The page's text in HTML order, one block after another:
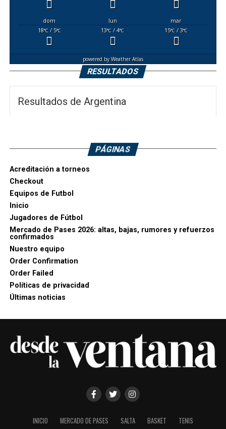
dom lun
mar
18°C/ 5°C 13°C / 4°C 15°C / 3°C
powered byWeather Atlas
RESULTADOS
Resultados de Argentina
PÁGINAS
Acreditación a torneos
Checkout
Equipos de Futbol
Inicio
Jugadores de Fútbol
Mercado de Pases 2026: altas, bajas, rumores y refuerzos
confirmados
Nuestro equipo
Order Confirmation
Order Failed
Políticas de privacidad
Últimas noticias
INICIO MERCADO DE PASES SALTA BASKET TENIS